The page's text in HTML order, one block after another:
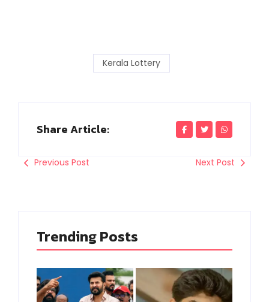
Kerala Lottery
Share Article:
Previous Post Next Post
Trending Posts